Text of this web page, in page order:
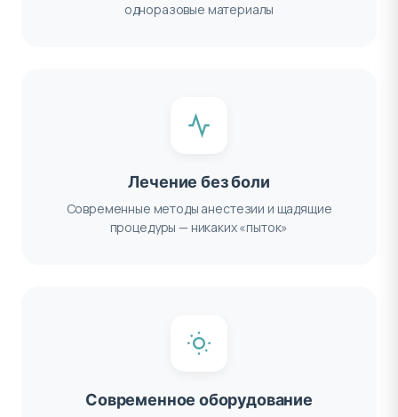
одноразовые материалы
Лечение без боли
Современные методы анестезии и щадящие
процедуры — никаких «пыток»
Современное оборудование